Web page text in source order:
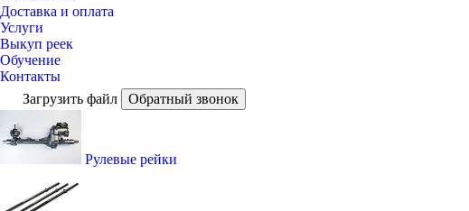
Доставка и оплата
Услуги
Выкуп реек
Обучение
Контакты
Загрузить файл
Обратный звонок
Рулевые рейки